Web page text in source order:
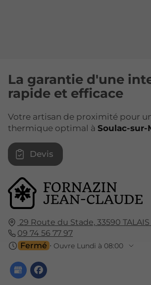
29 Route du Stade, 33590 TALAIS
09 74 56 77 97
Fermé ⋅ Ouvre Lundi à 08:00
La garantie d'une
rapide et efficace
Votre artisan de proximité pour
thermique optimal à Soulac-sur-
Devis